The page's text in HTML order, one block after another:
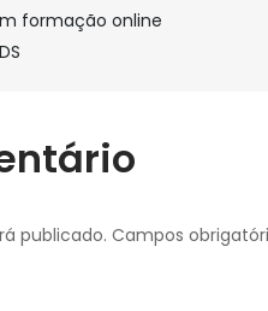
formação online
publicado. Campos